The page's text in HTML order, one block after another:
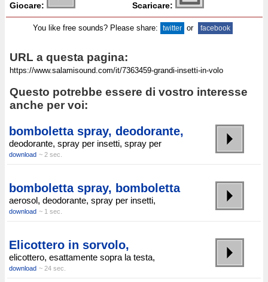
Giocare: Scaricare:
You like free sounds? Please share: twitter or facebook
URL a questa pagina:
Questo potrebbe essere di vostro interesse
anche per voi:
bomboletta spray, deodorante,
deodorante, spray per insetti, spray per
download ~ 2 sec.
bomboletta spray, bomboletta
aerosol, deodorante, spray per insetti,
download ~ 1 sec.
Elicottero in sorvolo,
elicottero, esattamente sopra la testa,
download ~ 24 sec.